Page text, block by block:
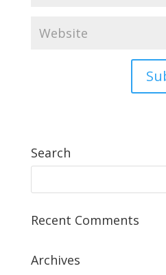
Search
Recent Comments
Archives